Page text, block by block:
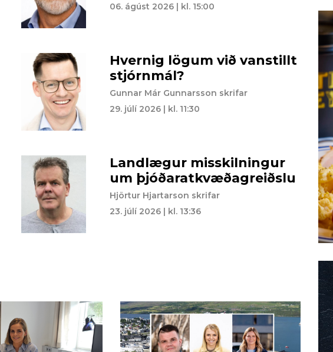
06. ágúst 2026 | kl. 15:00
Hvernig lögum við vanstillt
stjórnmál?
Gunnar Már Gunnarsson skrifar
29. júlí 2026 | kl. 11:30
Landlægur misskilningur
um þjóðaratkvæðagreiðslu
Hjörtur Hjartarson skrifar
23. júlí 2026 | kl. 13:36